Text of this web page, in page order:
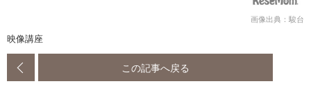
画像出典：駿台
映像講座
この記事へ戻る